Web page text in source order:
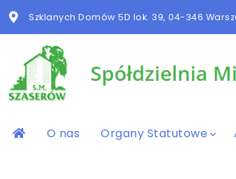
Szklanych Domów 5D lok. 39, 04-346
O nas Organy Statutowe